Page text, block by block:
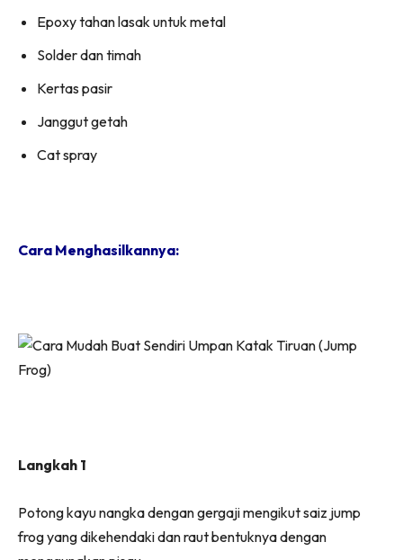
Epoxy tahan lasak untuk metal
Solder dan timah
Kertas pasir
Janggut getah
Cat spray
Cara Menghasilkannya:
Langkah 1
Potong kayu nangka dengan gergaji mengikut saiz jump
frog yang dikehendaki dan raut bentuknya dengan